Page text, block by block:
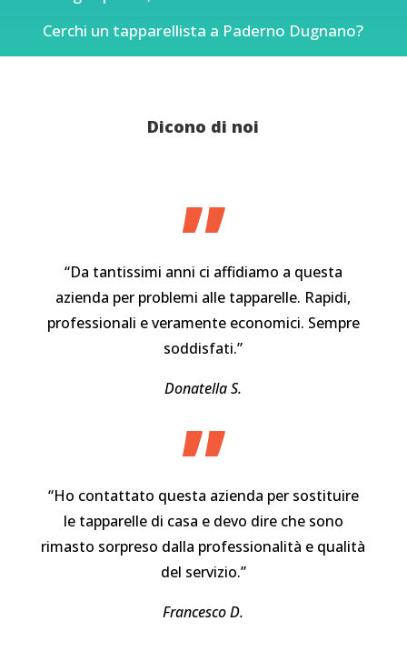
Cerchi un tapparellista a Paderno Dugnano?
Dicono di noi
”
“Da tantissimi anni ci affidiamo a questa
azienda per problemi alle tapparelle. Rapidi,
professionali e veramente economici. Sempre
soddisfati.”
Donatella S.
”
“Ho contattato questa azienda per sostituire
le tapparelle di casa e devo dire che sono
rimasto sorpreso dalla professionalità e qualità
del servizio.”
Francesco D.